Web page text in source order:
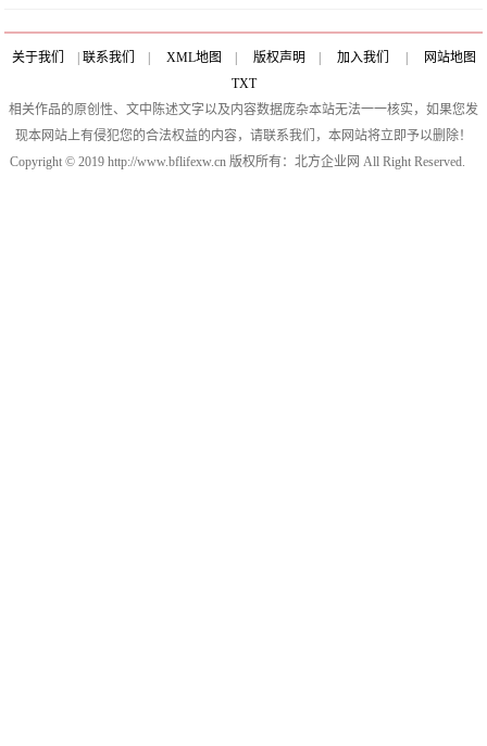
关于我们 | 联系我们 | XML地图 | 版权声明 | 加入我们 |
网站地图
TXT
相关作品的原创性、文中陈述文字以及内容数据庞杂本站无法一一核实，如果您发
现本网站上有侵犯您的合法权益的内容，请联系我们，本网站将立即予以删除！
Copyright © 2019 http://www.bflifexw.cn 版权所有：北方企业网 All Right Reserved.